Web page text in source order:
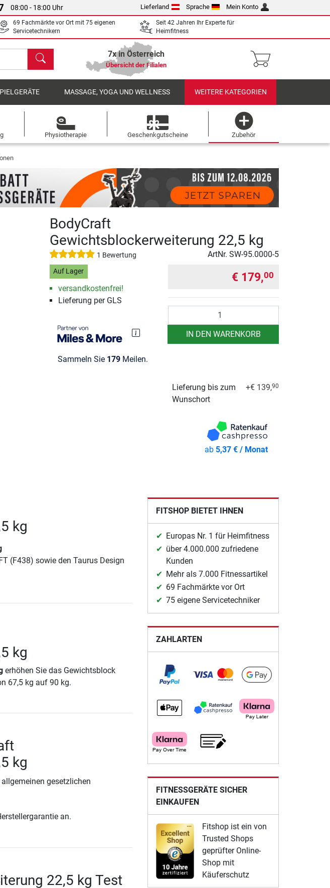
08:00 - 18:00 Uhr Lieferland Sprache Mein Konto
69 Fachmärkte vor Ort mit 75 eigenen
Servicetechnikern
Seit 42 Jahren Ihr Experte für
Heimfitness
Suchen 7x in Österreich
Übersicht der Filialen
MASSAGE, YOGA UND WELLNESS WEITERE KATEGORIEN
Physiotherapie Geschenkgutscheine Zubehör
BodyCraft
Gewichtsblockerweiterung 22,5 kg
1 Bewertung ArtNr. SW-95.0000-5
Auf Lager
versandkostenfrei!
Lieferung per GLS
Sammeln Sie 179Meilen.
€ 179,00
IN DEN WARENKORB
Lieferung bis zum
Wunschort
+€ 139,90
ab 5,37 € / Monat
kg
(F438) sowie den Taurus Design
kg
erhöhen Sie das Gewichtsblock
67,5 kg auf 90 kg.
kg
gesetzlichen
an.
22,5 kg Test
FITSHOP BIETET IHNEN
Europas Nr. 1 für Heimfitness
über 4.000.000 zufriedene
Kunden
Mehr als 7.000 Fitnessartikel
69 Fachmärkte vor Ort
75 eigene Servicetechniker
ZAHLARTEN
FITNESSGERÄTE SICHER
EINKAUFEN
Fitshop ist ein von
Trusted Shops
geprüfter Online-
Shop mit
Käuferschutz